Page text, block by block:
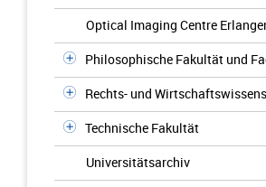
Optical Imaging Centre
Philosophische Fakultät und
Rechts- und
Technische Fakultät
Universitätsarchiv